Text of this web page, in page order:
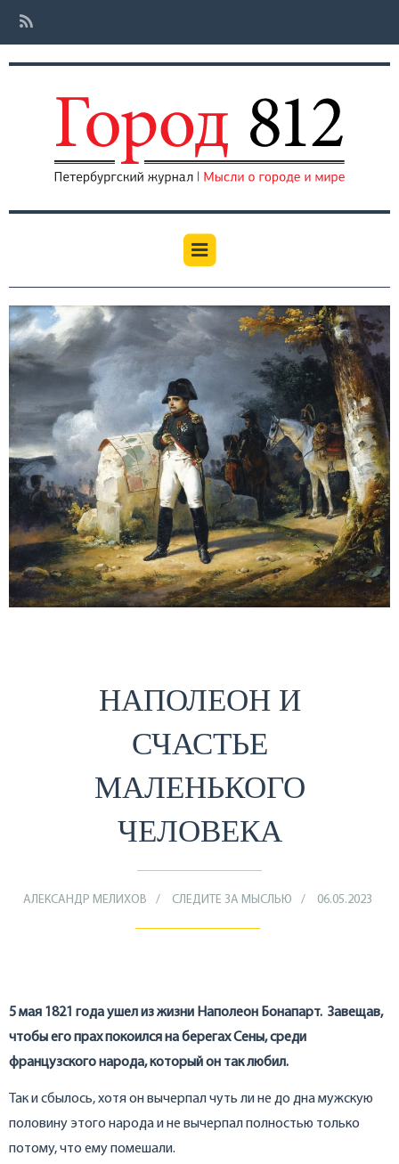
НАПОЛЕОН И
СЧАСТЬЕ
МАЛЕНЬКОГО
ЧЕЛОВЕКА
АЛЕКСАНДР МЕЛИХОВ СЛЕДИТЕ ЗА МЫСЛЬЮ 06.05.2023
5 мая 1821 года ушел из жизни Наполеон Бонапарт. Завещав,
чтобы его прах покоился на берегах Сены, среди
французского народа, который он так любил.
Так и сбылось, хотя он вычерпал чуть ли не до дна мужскую
половину этого народа и не вычерпал полностью только
потому, что ему помешали.